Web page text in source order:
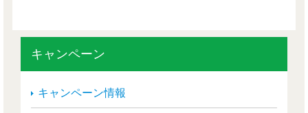
キャンペーン
キャンペーン情報